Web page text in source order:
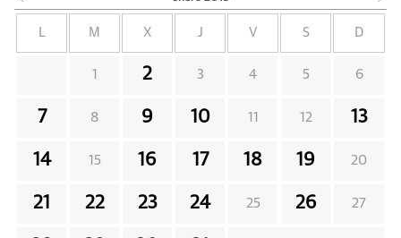
M X J V S D
1 2 3 4 5 6
7 8 9 10 11 12 13
14 15 16 17 18 19 20
21 22 23 24 25 26 27